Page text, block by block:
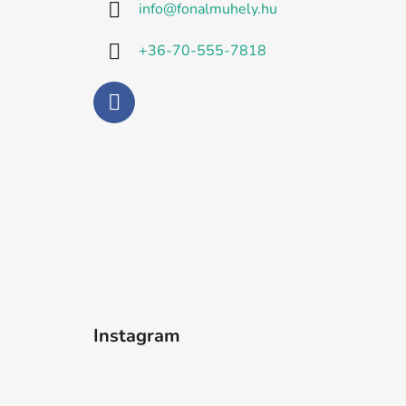
info@fonalmuhely.hu
+36-70-555-7818
Instagram